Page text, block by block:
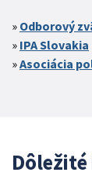
Odborový
IPA Slovakia
Asociácia